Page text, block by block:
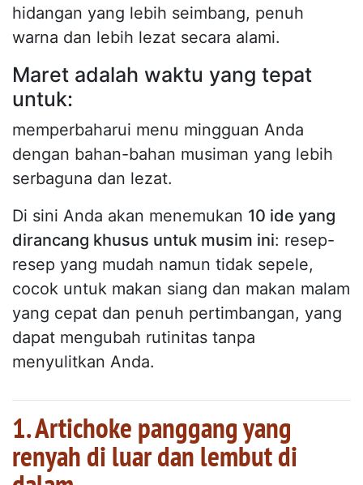
hidangan yang lebih seimbang, penuh
warna dan lebih lezat secara alami.
Maret adalah waktu yang tepat
untuk:
memperbaharui menu mingguan Anda
dengan bahan-bahan musiman yang lebih
serbaguna dan lezat.
Di sini Anda akan menemukan 10 ide yang
dirancang khusus untuk musim ini: resep-
resep yang mudah namun tidak sepele,
cocok untuk makan siang dan makan malam
yang cepat dan penuh pertimbangan, yang
dapat mengubah rutinitas tanpa
menyulitkan Anda.
1. Artichoke panggang yang
renyah di luar dan lembut di